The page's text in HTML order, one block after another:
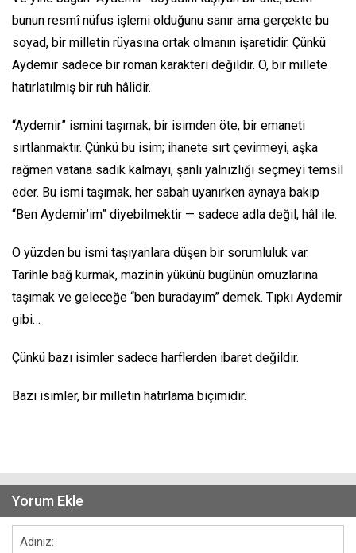
bunun resmî nüfus işlemi olduğunu sanır ama gerçekte bu
soyad, bir milletin rüyasına ortak olmanın işaretidir. Çünkü
Aydemir sadece bir roman karakteri değildir. O, bir millete
hatırlatılmış bir ruh hâlidir.
“Aydemir” ismini taşımak, bir isimden öte, bir emaneti
sırtlanmaktır. Çünkü bu isim; ihanete sırt çevirmeyi, aşka
rağmen vatana sadık kalmayı, şanlı yalnızlığı seçmeyi temsil
eder. Bu ismi taşımak, her sabah uyanırken aynaya bakıp
“Ben Aydemir’im” diyebilmektir — sadece adla değil, hâl ile.
O yüzden bu ismi taşıyanlara düşen bir sorumluluk var.
Tarihle bağ kurmak, mazinin yükünü bugünün omuzlarına
taşımak ve geleceğe “ben buradayım” demek. Tıpkı Aydemir
gibi…
Çünkü bazı isimler sadece harflerden ibaret değildir.
Bazı isimler, bir milletin hatırlama biçimidir.
Yorum Ekle